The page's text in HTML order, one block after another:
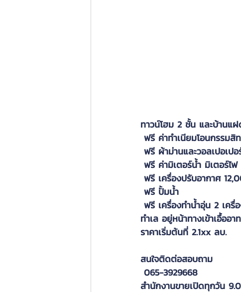
ทาวน์โฮม 2 ชั้น และบ้านแ
ฟรี ค่าทำเนียมโอนกรรมสิ
ฟรี ผ้าม่านและวอลเปอเป
ฟรี ค่ามิเตอร์น้ำ มิเตอร์ไฟ
ฟรี เครื่องปรับอากาศ
ฟรี ปั้มน้ำ
ฟรี เครื่องทำน้ำอุ่น 2 เครื่
ทำเล อยู่หน้าทางเข้าเอื้ออ
ราคาเริ่มต้นที่ 2.1xx ลบ.
สนใจติดต่อสอบถาม
065-3929668
สำนักงานขายเปิดทุกวัน